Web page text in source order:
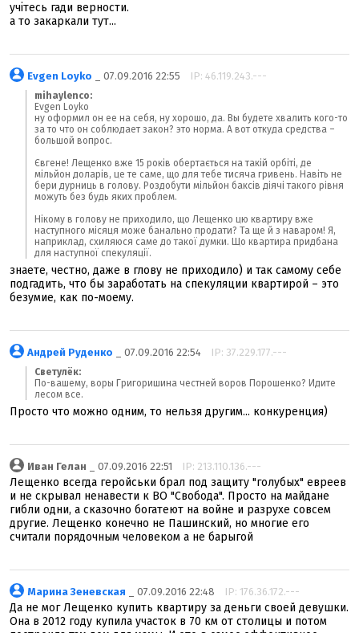
учітесь гади верности.
а то закаркали тут...
Evgen Loyko _ 07.09.2016 22:55 IP: 46.119.243.---
mihaylenco:
Evgen Loyko
ну оформил он ее на себя, ну хорошо, да. Вы будете хвалить кого-то
за то что он соблюдает закон? это норма. А вот откуда средства –
большой вопрос.
Євгене! Лещенко вже 15 років обертається на такій орбіті, де
мільйон доларів, це те саме, що для тебе тисяча гривень. Навіть не
бери дурниць в голову. Роздобути мільйон баксів діячі такого рівня
можуть без будь яких проблем.
Нікому в голову не приходило, що Лещенко цю квартиру вже
наступного місяця може банально продати? Та ще й з наваром! Я,
наприклад, схиляюся саме до такої думки. Що квартира придбана
для наступної спекуляції.
знаете, честно, даже в глову не приходило) и так самому себе
подгадить, что бы заработать на спекуляции квартирой – это
безумие, как по-моему.
Андрей Руденко _ 07.09.2016 22:54 IP: 37.229.177.---
Светулёк:
По-вашему, воры Григоришина честней воров Порошенко? Идите
лесом все.
Просто что можно одним, то нельзя другим... конкуренция)
Иван Гелан _ 07.09.2016 22:51 IP: 213.110.136.---
Лещенко всегда геройськи брал под защиту "голубых" евреев
и не скрывал ненавести к ВО "Свобода". Просто на майдане
гибли одни, а сказочно богатеют на войне и разрухе совсем
другие. Лещенко конечно не Пашинский, но многие его
считали порядочным человеком а не барыгой
Марина Зеневская _ 07.09.2016 22:48 IP: 176.36.172.---
Да не мог Лещенко купить квартиру за деньги своей девушки.
Она в 2012 году купила участок в 70 км от столицы и потом